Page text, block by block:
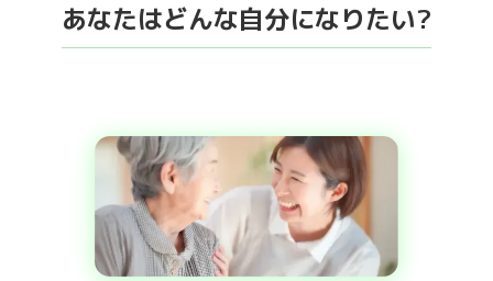
あなたはどんな自分になりたい?